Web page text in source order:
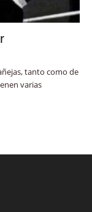
tanto como de
varias